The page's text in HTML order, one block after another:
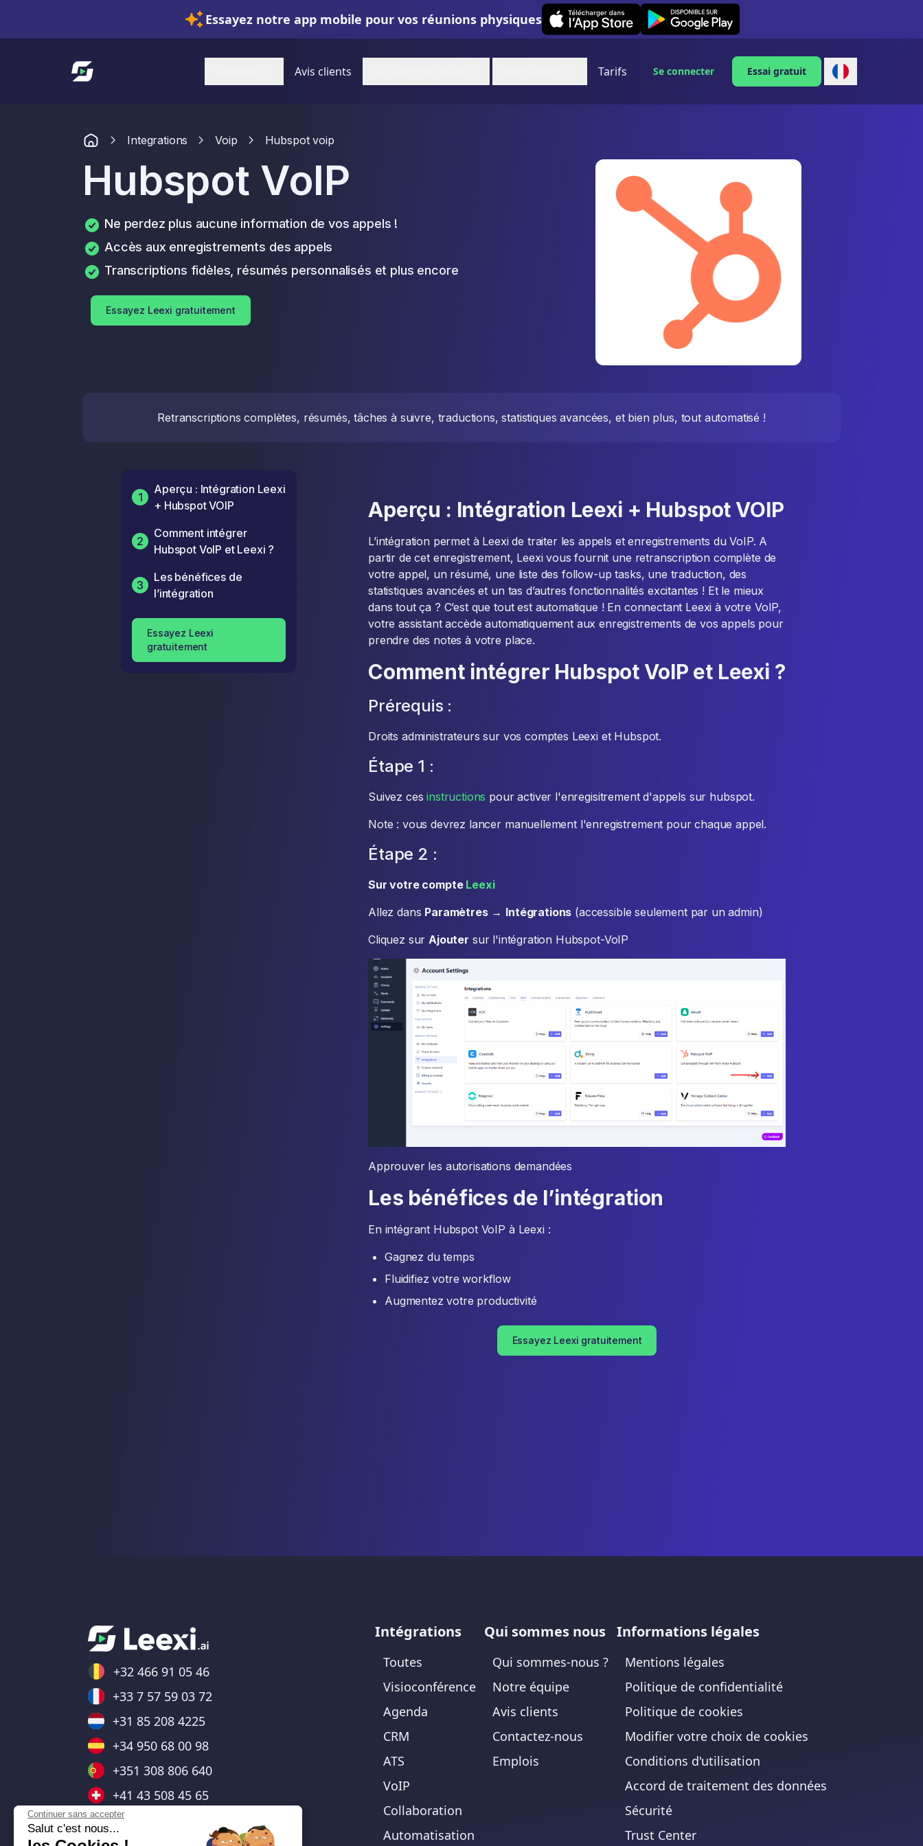
Continuer sans accepter
Salut c'est nous...
Essayez notre app mobile pour vos réunions physiques
Leexi on iOS Leexi on Android
Lien vers l'accueil
Avis clients Tarifs Se connecter Essai gratuit
Integrations Voip Hubspot voip
Hubspot VoIP
Ne perdez plus aucune information de vos appels !
Accès aux enregistrements des appels
Transcriptions fidèles, résumés personnalisés et plus encore
Essayez Leexi gratuitement
Retranscriptions complètes, résumés, tâches à suivre, traductions, statistiques avancées, et bien plus, tout automatisé !
1
Aperçu : Intégration Leexi
+ Hubspot VOIP
2
Comment intégrer
Hubspot VoIP et Leexi ?
3
Les bénéfices de
l’intégration
Essayez Leexi
gratuitement
Aperçu : Intégration Leexi + Hubspot VOIP
L’intégration permet à Leexi de traiter les appels et enregistrements du VoIP. A
partir de cet enregistrement, Leexi vous fournit une retranscription complète de
votre appel, un résumé, une liste des follow-up tasks, une traduction, des
statistiques avancées et un tas d’autres fonctionnalités excitantes ! Et le mieux
dans tout ça ? C’est que tout est automatique ! En connectant Leexi à votre VoIP,
votre assistant accède automatiquement aux enregistrements de vos appels pour
prendre des notes à votre place.
Comment intégrer Hubspot VoIP et Leexi ?
Prérequis :
Droits administrateurs sur vos comptes Leexi et Hubspot.
Étape 1 :
Suivez cesinstructions pour activer l'enregisitrement d'appels sur hubspot.
Note : vous devrez lancer manuellement l'enregistrement pour chaque appel.
Étape 2 :
Sur votre compte Leexi
Allez dans Paramètres→ Intégrations (accessible seulement par un admin)
Cliquez surAjouter sur l'intégration Hubspot-VoIP
Approuver les autorisations demandées
Les bénéfices de l’intégration
En intégrant Hubspot VoIP à Leexi :
Gagnez du temps
Fluidifiez votre workflow
Augmentez votre productivité
Essayez Leexi gratuitement
+32 466 91 05 46
+33 7 57 59 03 72
+31 85 208 4225
+34 950 68 00 98
+351 308 806 640
+41 43 508 45 65
+43 720 881228
Intégrations
Toutes
Visioconférence
Agenda
CRM
ATS
VoIP
Collaboration
Automatisation
Qui sommes nous
Qui sommes-nous ?
Notre équipe
Avis clients
Contactez-nous
Emplois
Informations légales
Mentions légales
Politique de confidentialité
Politique de cookies
Modifier votre choix de cookies
Conditions d'utilisation
Accord de traitement des données
Sécurité
Trust Center